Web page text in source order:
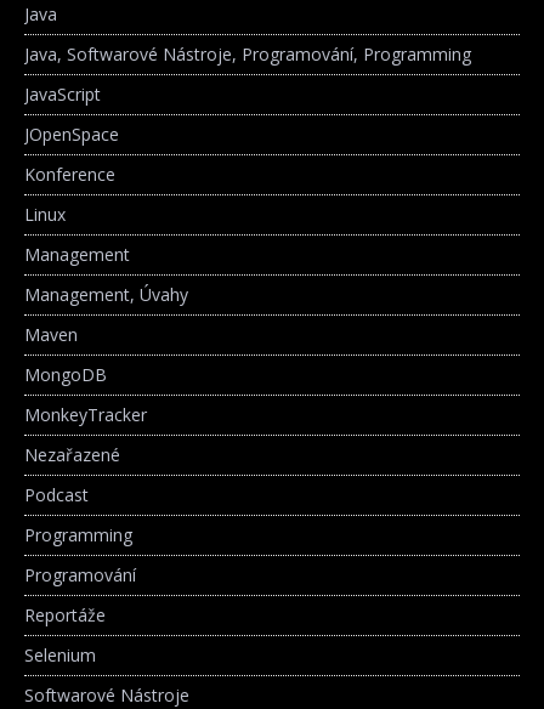
Java
Java, Softwarové Nástroje, Programování, Programming
JavaScript
JOpenSpace
Konference
Linux
Management
Management, Úvahy
Maven
MongoDB
MonkeyTracker
Nezařazené
Podcast
Programming
Programování
Reportáže
Selenium
Softwarové Nástroje